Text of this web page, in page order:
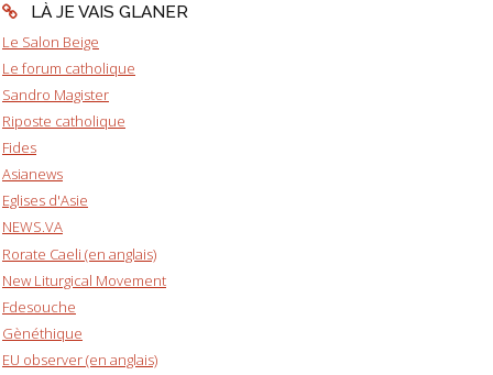
LÀ JE VAIS GLANER
Le Salon Beige
Le forum catholique
Sandro Magister
Riposte catholique
Fides
Asianews
Eglises d'Asie
NEWS.VA
Rorate Caeli (en anglais)
New Liturgical Movement
Fdesouche
Gènéthique
EU observer (en anglais)